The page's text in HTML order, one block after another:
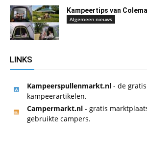
Kampeertips van
Algemeen nieuws
LINKS
Kampeerspullenmarkt.nl - de
kampeerartikelen.
Campermarkt.nl - gratis
gebruikte campers.